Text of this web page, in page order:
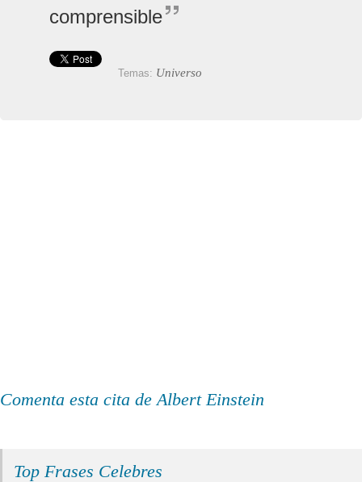
comprensible
Temas: Universo
Comenta esta cita de Albert Einstein
Top Frases Celebres